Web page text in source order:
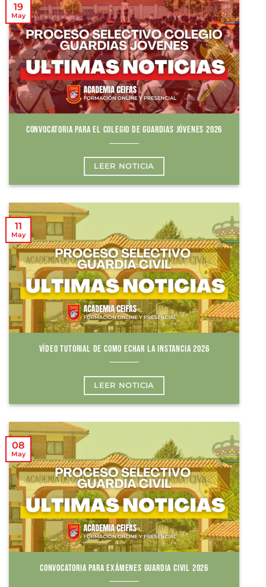
CONVOCATORIA PARA EL COLEGIO DE GUARDIAS JÓVENES 2026
LEER NOTICIA
19
May
VÍDEO TUTORIAL DE COMO ECHAR LA INSTANCIA 2026
LEER NOTICIA
11
May
CONVOCATORIA PARA EXÁMENES GUARDIA CIVIL 2026
08
May